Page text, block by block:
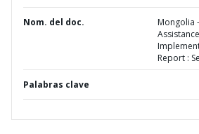
Nom. del doc.
Mongolia
Report :
Palabras clave